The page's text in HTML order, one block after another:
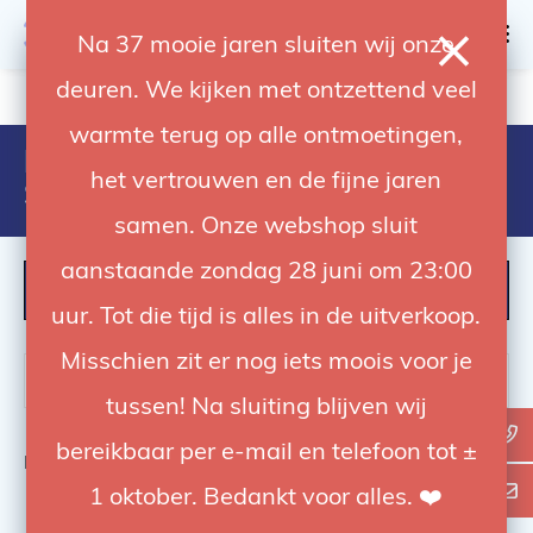
Na 37 mooie jaren sluiten wij onze
deuren. We kijken met ontzettend veel
warmte terug op alle ontmoetingen,
het vertrouwen en de fijne jaren
samen. Onze webshop sluit
aanstaande zondag 28 juni om 23:00
uur. Tot die tijd is alles in de uitverkoop.
Misschien zit er nog iets moois voor je
tussen! Na sluiting blijven wij
bereikbaar per e-mail en telefoon tot ±
1 oktober. Bedankt voor alles. ❤️
4.92 / 5 op trusted shops
Producten getagd met Arri
Skypanel
Bekijk0 van de 0 producten